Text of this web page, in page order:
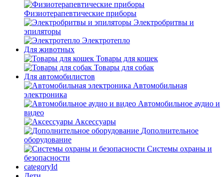
Физиотерапевтические приборы
Электробритвы и
эпиляторы
Электротепло
Для животных
Товары для кошек
Товары для собак
Для автомобилистов
Автомобильная
электроника
Автомобильное аудио и
видео
Аксессуары
Дополнительное
оборудование
Системы охраны и
безопасности
categoryId